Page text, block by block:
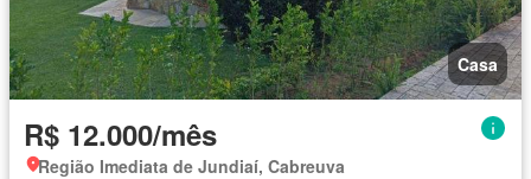
Casa
R$ 12.000/mês
Região Imediata de Jundiaí, Cabreuva